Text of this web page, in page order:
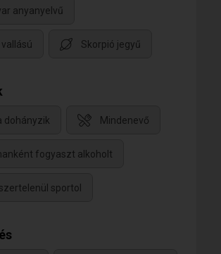
anyanyelvű
vallású Skorpió jegyű
dohányzik Mindenevő
fogyaszt alkoholt
sportol